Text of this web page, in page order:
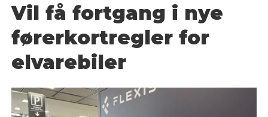
Vil få fortgang i nye
førerkortregler for
elvarebiler